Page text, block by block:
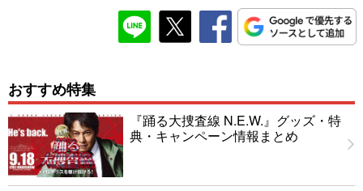
おすすめ特集
『踊る大捜査線 N.E.W.』グッズ・特
典・キャンペーン情報まとめ